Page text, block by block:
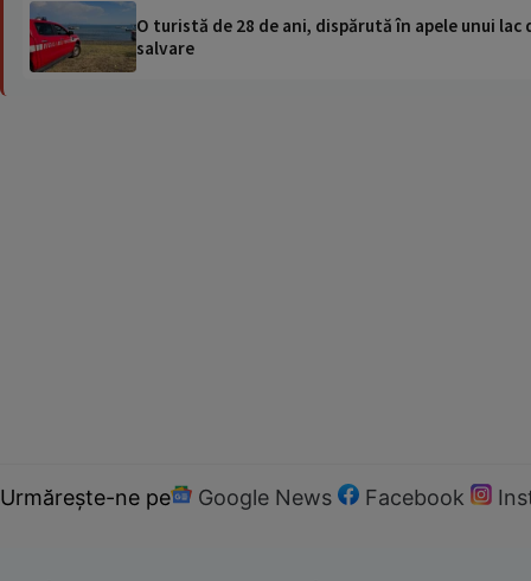
O turistă de 28 de ani, dispărută în apele unui
salvare
Urmărește-ne pe Google News Facebook